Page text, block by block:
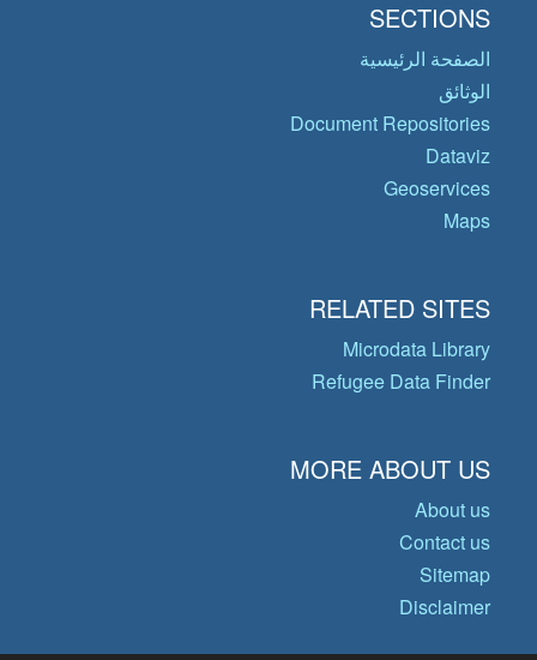
SECTIONS
الصفحة الرئيسية
الوثائق
Document Repositories
Dataviz
Geoservices
Maps
RELATED SITES
Microdata Library
Refugee Data Finder
MORE ABOUT US
About us
Contact us
Sitemap
Disclaimer